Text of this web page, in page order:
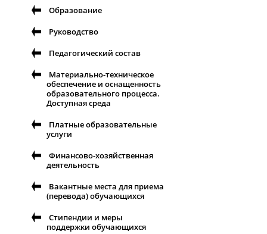
Образование
Руководство
Педагогический состав
Материально-техническое
обеспечение и оснащенность
образовательного процесса.
Доступная среда
Платные образовательные
услуги
Финансово-хозяйственная
деятельность
Вакантные места для приема
(перевода) обучающихся
Стипендии и меры
поддержки обучающихся